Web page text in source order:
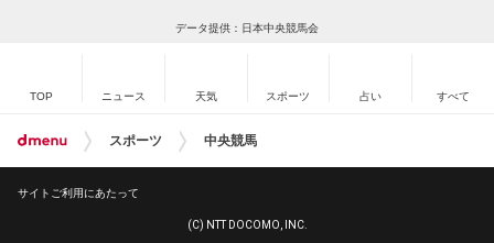
データ提供：日本中央競馬会
TOP ニュース 天気 スポーツ 占い すべて
スポーツ 中央競馬
サイトご利用にあたって
(C) NTT DOCOMO, INC.